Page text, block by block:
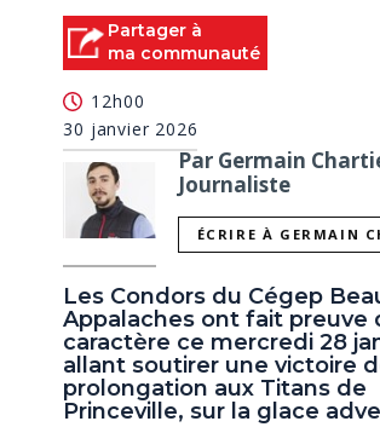
Partager à
ma communauté
12h00
30 janvier 2026
Par Germain
Journaliste
ÉCRIRE À GERMAIN
Les Condors du Cégep
Appalaches ont fait preuve
caractère ce mercredi 28
allant soutirer une victoire
prolongation aux Titans de
Princeville, sur la glace